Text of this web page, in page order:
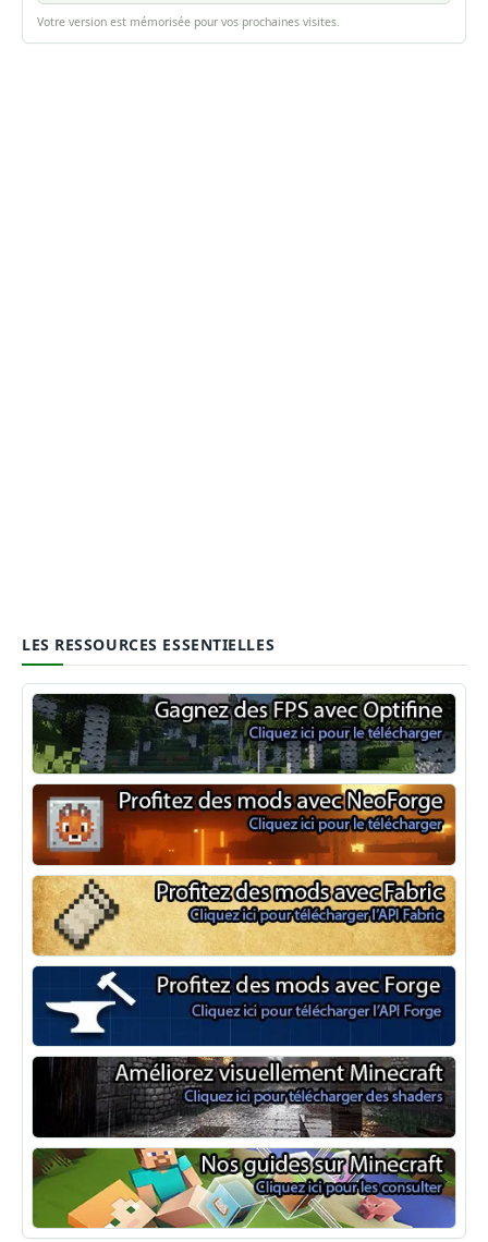
Votre version est mémorisée pour vos prochaines visites.
LES RESSOURCES ESSENTIELLES
Optifine
NeoForge
Minecraft Fabric
Minecraft Forge
Shaders Minecraft
Guide Minecraft